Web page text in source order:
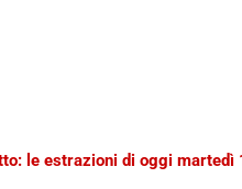
le estrazioni di oggi martedì